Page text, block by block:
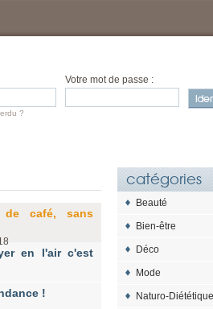
Votre mot de passe :
?
catégories
Beauté
Bien-être
Déco
Mode
Naturo-Diététique
de café, sans
en l'air c'est
!